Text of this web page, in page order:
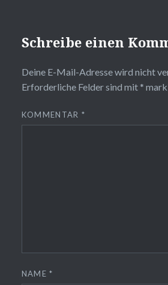
Schreibe einen
Deine E-Mail-Adresse wird nicht
Erforderliche Felder sind mit *
KOMMENTAR *
NAME*